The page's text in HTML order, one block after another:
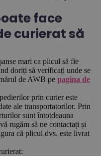
face
curierat să
mari ca plicul să fie
doriți să verificați unde se
de AWB pe pagina de
prin curier este
ale transportatorilor. Prin
sunt întotdeauna
rugăm să ne contactați și
că plicul dvs. este livrat